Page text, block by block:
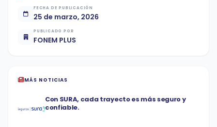
FECHA DE PUBLICACIÓN
25 de marzo, 2026
PUBLICADO POR
FONEM PLUS
MÁS NOTICIAS
Con SURA, cada trayecto es más seguro y
confiable.